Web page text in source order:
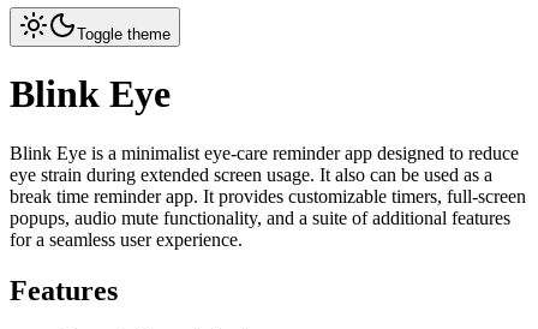
Toggle theme
Blink Eye
Blink Eye is a minimalist eye-care reminder app designed to reduce
eye strain during extended screen usage. It also can be used as a
break time reminder app. It provides customizable timers, full-screen
popups, audio mute functionality, and a suite of additional features
for a seamless user experience.
Features